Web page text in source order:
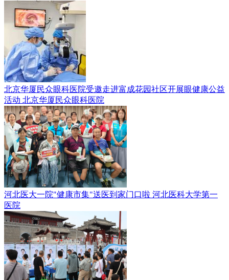
北京华厦民众眼科医院受邀走进富成花园社区开展眼健康公益
活动 北京华厦民众眼科医院
河北医大一院"健康市集"送医到家门口啦 河北医科大学第一
医院